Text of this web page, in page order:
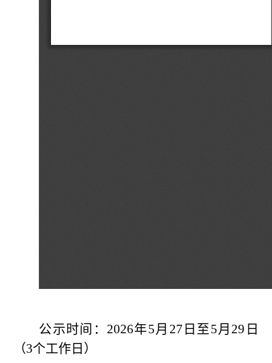
公示时间：2026年5月27日至5月29日
（3个工作日）